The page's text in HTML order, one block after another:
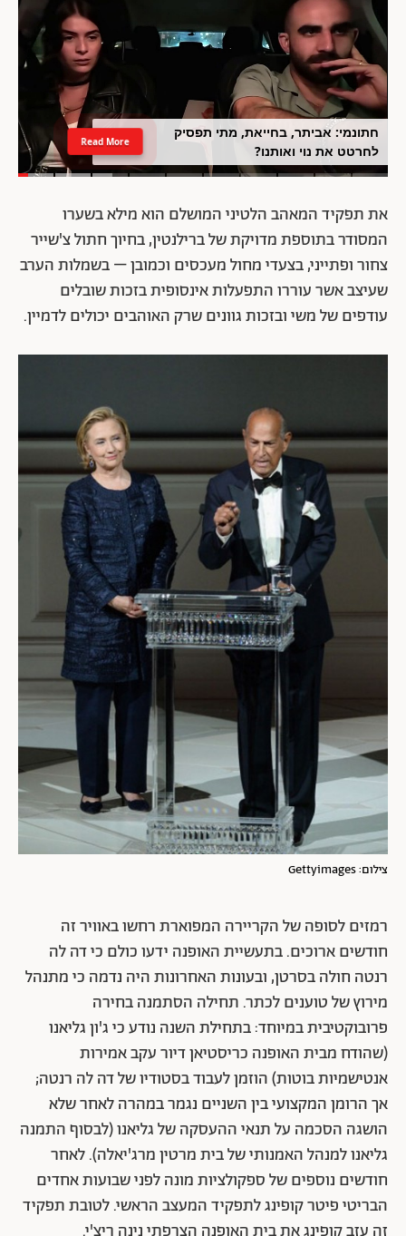
חתונמי: אביתר, בחייאת, מתי תפסיק
לחרטט את נוי ואותנו?
Read More
את תפקיד המאהב הלטיני המושלם הוא מילא בשערו
המסודר בתוספת מדויקת של ברילנטין, בחיוך חתול צ'שייר
צחור ופתייני, בצעדי מחול מעכסים וכמובן – בשמלות הערב
שעיצב אשר עוררו התפעלות אינסופית בזכות שובלים
עודפים של משי ובזכות גוונים שרק האוהבים יכולים לדמיין.
צילום: Gettyimages
רמזים לסופה של הקריירה המפוארת רחשו באוויר זה
חודשים ארוכים. בתעשיית האופנה ידעו כולם כי דה לה
רנטה חולה בסרטן, ובעונות האחרונות היה נדמה כי מתנהל
מירוץ של טוענים לכתר. תחילה הסתמנה בחירה
פרובוקטיבית במיוחד: בתחילת השנה נודע כי ג'ון גליאנו
(שהודח מבית האופנה כריסטיאן דיור עקב אמירות
אנטישמיות בוטות) הוזמן לעבוד בסטודיו של דה לה רנטה;
אך הרומן המקצועי בין השניים נגמר במהרה לאחר שלא
הושגה הסכמה על תנאי ההעסקה של גליאנו (לבסוף התמנה
גליאנו למנהל האמנותי של בית מרטין מרג'יאלה). לאחר
חודשים נוספים של ספקולציות מונה לפני שבועות אחדים
הבריטי פיטר קופינג לתפקיד המעצב הראשי. לטובת תפקיד
זה עזב קופינג את בית האופנה הצרפתי נינה ריצ'י.